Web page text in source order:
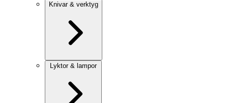
Knivar & verktyg
Lyktor & lampor